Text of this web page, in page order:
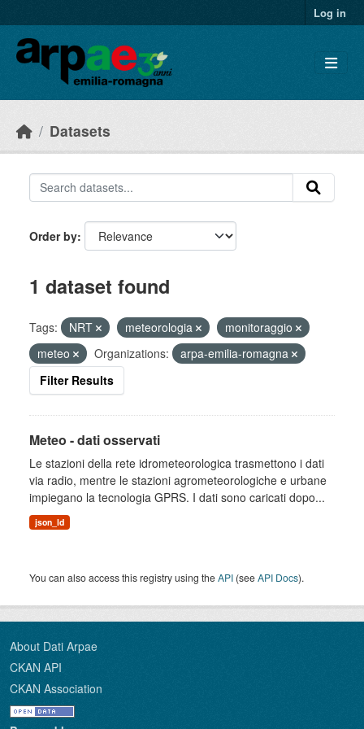
Log in
Datasets
Order by
1 dataset found
Tags: NRT meteorologia
monitoraggio
meteo
Organizations:
arpa-emilia-romagna
Filter Results
Meteo - dati osservati
Le stazioni della rete idrometeorologica trasmettono i dati
via radio, mentre le stazioni agrometeorologiche e urbane
impiegano la tecnologia GPRS. I dati sono caricati dopo...
json_ld
You can also access this registry using theAPI (seeAPI Docs).
About Dati Arpae
CKAN API
CKAN Association